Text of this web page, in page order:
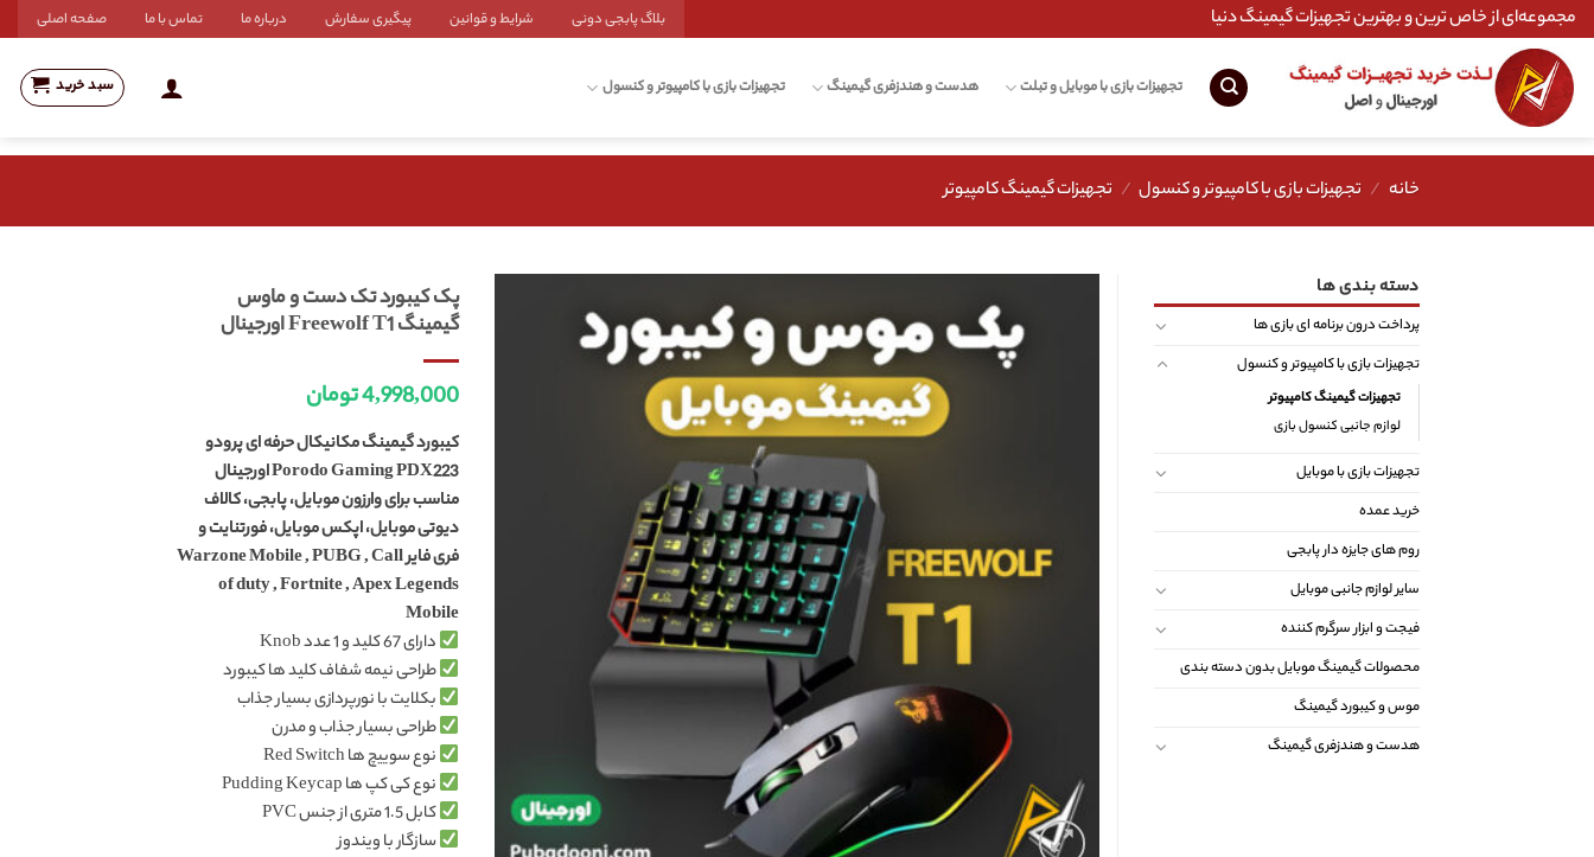
Skip
to
content
مجموعه‌ای از خاص ترین و بهترین تجهیزات گیمینگ دنیا بلاگ پابجی دونی شرایط و قوانین پیگیری سفارش درباره ما تماس با ما صفحه اصلی
تجهیزات بازی با موبایل و تبلت هدست و هندزفری گیمینگ تجهیزات بازی با کامپیوتر و کنسول سبد خرید
خانه / تجهیزات بازی با کامپیوتر و کنسول / تجهیزات گیمینگ کامپیوتر
پک کیبورد تک دست و ماوس
گیمینگ Freewolf T1 اورجینال
4,998,000تومان
کیبورد گیمینگ مکانیکال حرفه ای پرودو
Porodo Gaming PDX223 اورجینال
مناسب برای وارزون موبایل، پابجی، کالاف
دیوتی موبایل، اپکس موبایل، فورتنایت و
فری فایر Warzone Mobile , PUBG , Call
of duty , Fortnite , Apex Legends
Mobile
دارای 67 کلید و 1 عدد Knob
طراحی نیمه شفاف کلید ها کیبورد
بکلایت با نورپردازی بسیار جذاب
طراحی بسیار جذاب و مدرن
نوع سوییچ ها Red Switch
نوع کی کپ ها Pudding Keycap
کابل 1.5 متری از جنس PVC
سازگار با ویندوز
دسته بندی ها
پرداخت درون برنامه ای بازی ها
تجهیزات بازی با کامپیوتر و کنسول
تجهیزات گیمینگ کامپیوتر
لوازم جانبی کنسول بازی
تجهیزات بازی با موبایل
خرید عمده
روم های جایزه دار پابجی
سایر لوازم جانبی موبایل
فیجت و ابزار سرگرم کننده
محصولات گیمینگ موبایل بدون دسته بندی
موس و کیبورد گیمینگ
هدست و هندزفری گیمینگ